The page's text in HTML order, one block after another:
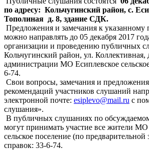
по адресу: Кольчугинский район, с.
Тополиная д. 8, здание СДК.
Предложения и замечания к указанному
можно направлять до 05 декабря 2017
организации и проведению публичных
Кольчугинский район, ул.
администрации МО Есиплевское
6-74.
Свои вопросы, замечания и
рекомендаций участников слушаний
электронной почте: esiplevo@mail.ru с
слушания».
В публичных слушаниях по
могут принимать участие все жители МО
сельское поселение (по предварительной
справок: 33-6-74.